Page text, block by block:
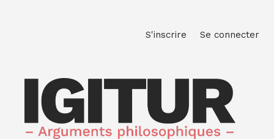
S'inscrire Se connecter